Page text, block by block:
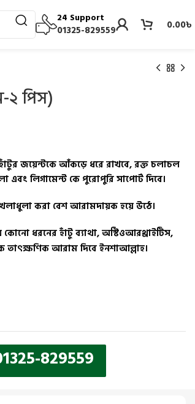
24 Support
01325-829559 0.00৳
২ পিস)
জয়েন্টকে আঁকড়ে ধরে রাখবে, রক্ত চলাচল
এবং লিগামেন্ট কে পুরোপুরি সাপোর্ট দিবে।
করা বেশ আরামদায়ক হয়ে উঠে।
কোনো ধরনের হাঁটু ব্যাথা, অস্টিওআরথ্রাইটিস,
তাৎক্ষণিক আরাম দিবে ইনশাআল্লাহ।
829559